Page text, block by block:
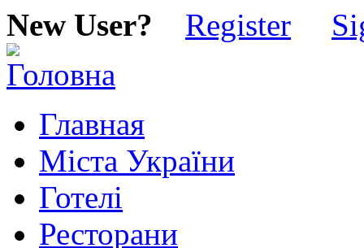
New User? Register
Главная
Міста України
Готелі
Ресторани